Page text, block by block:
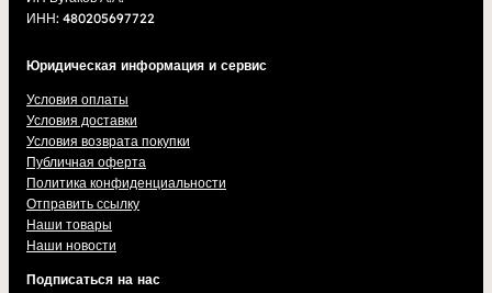
ИНН: 480205697722
Юридическая информация и сервис
Условия оплаты
Условия доставки
Условия возврата покупки
Публичная оферта
Политика конфиденциальности
Отправить ссылку
Наши товары
Наши новости
Подписаться на нас